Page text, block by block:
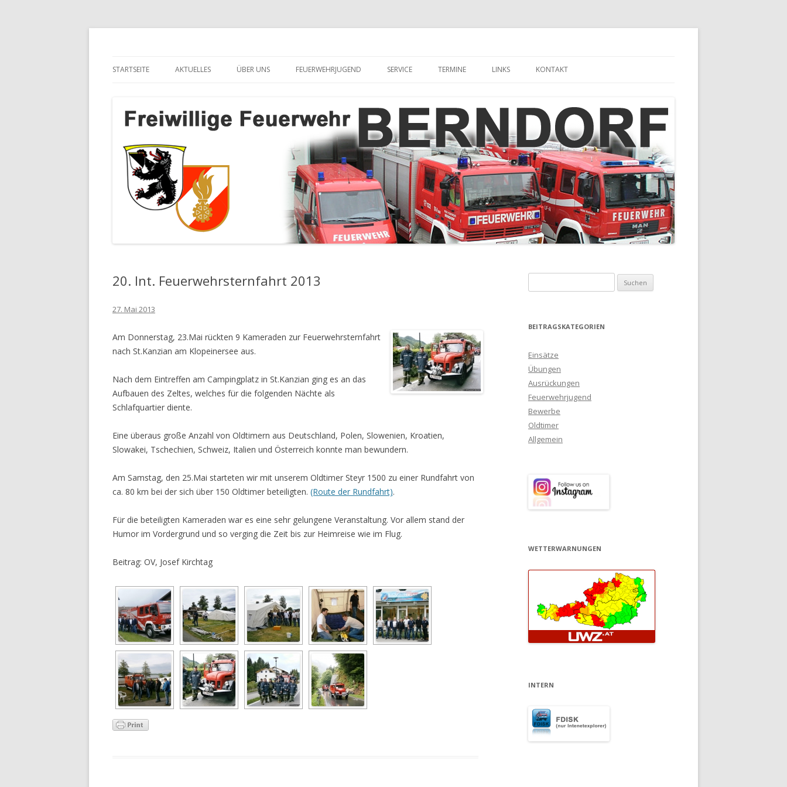
STARTSEITE AKTUELLES ÜBER UNS FEUERWEHRJUGEND SERVICE TERMINE LINKS KONTAKT
AT
20. Int. Feuerwehrsternfahrt 2013
27. Mai 2013
Am Donnerstag, 23.Mai rückten 9 Kameraden zur Feuerwehrsternfahrt
nach St.Kanzian am Klopeinersee aus.
Nach dem Eintreffen am Campingplatz in St.Kanzian ging es an das
Aufbauen des Zeltes, welches für die folgenden Nächte als
Schlafquartier diente.
Eine überaus große Anzahl von Oldtimern aus Deutschland, Polen, Slowenien, Kroatien,
Slowakei, Tschechien, Schweiz, Italien und Österreich konnte man bewundern.
Am Samstag, den 25.Mai starteten wir mit unserem Oldtimer Steyr 1500 zu einer Rundfahrt von
ca. 80 km bei der sich über 150 Oldtimer beteiligten. (Route der Rundfahrt).
Für die beteiligten Kameraden war es eine sehr gelungene Veranstaltung. Vor allem stand der
Humor im Vordergrund und so verging die Zeit bis zur Heimreise wie im Flug.
Beitrag: OV, Josef Kirchtag
BEITRAGSKATEGORIEN
Einsätze
Übungen
Ausrückungen
Feuerwehrjugend
Bewerbe
Oldtimer
Allgemein
WETTERWARNUNGEN
INTERN